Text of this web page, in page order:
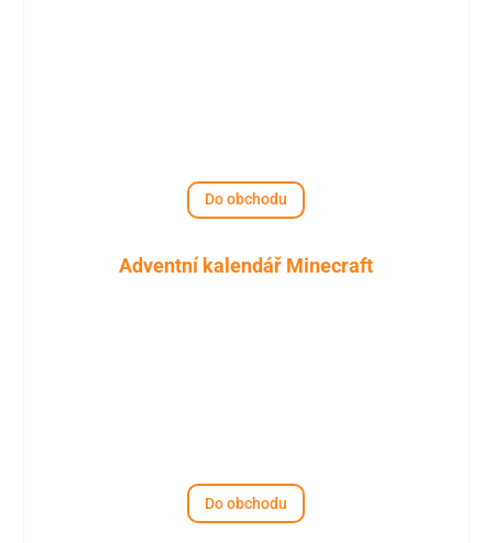
Do obchodu
Adventní kalendář Minecraft
Do obchodu